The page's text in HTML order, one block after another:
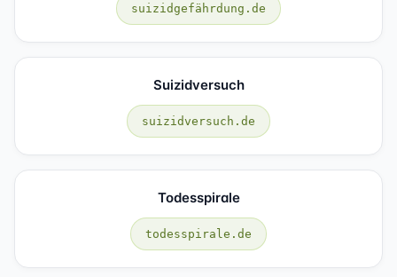
suizidgefährdung.de
Suizidversuch
suizidversuch.de
Todesspirale
todesspirale.de